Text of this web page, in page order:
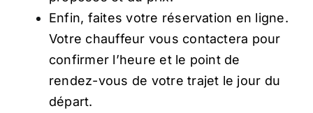
Enfin, faites votre réservation en ligne.
Votre chauffeur vous contactera pour
confirmer l’heure et le point de
rendez-vous de votre trajet le jour du
départ.